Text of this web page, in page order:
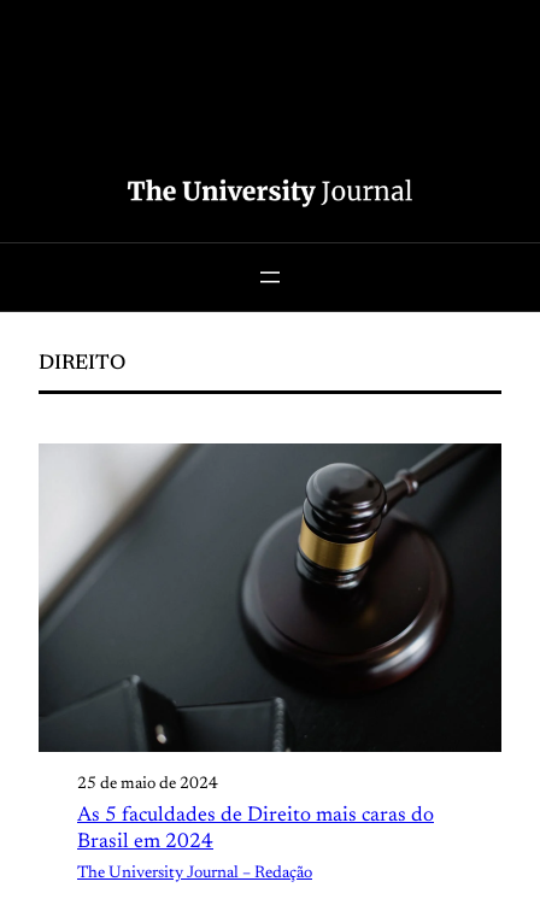
DIREITO
25 de maio de 2024
As 5 faculdades de Direito mais caras do
Brasil em 2024
The University Journal – Redação